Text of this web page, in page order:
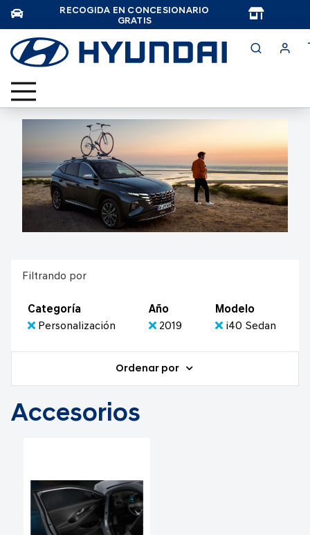
RECOGIDA EN CONCESIONARIO
GRATIS
Filtrando por
Categoría
Personalización
Año
2019
Modelo
i40 Sedan
Ordenar por
Accesorios